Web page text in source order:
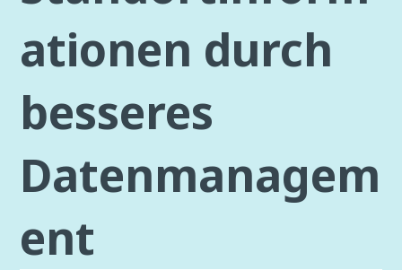
ationen durch
besseres
Datenmanagem
ent